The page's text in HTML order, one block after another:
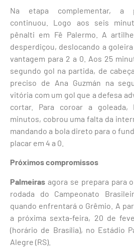
Na etapa complementar, a
continuou. Logo aos seis
pênalti em Fê Palermo. A
desperdiçou, deslocando a
vantagem para 2 a 0. Aos 25
segundo gol na partida, de
preciso de Ana Guzmán na
vitória com um gol que a defesa
cortar. Para coroar a goleada,
minutos, cobrou uma falta da
mandando a bola direto para o
placar em 4 a 0.
Próximos compromissos
Palmeiras agora se prepara para
rodada do Campeonato
quando enfrentará o Grêmio. A
a próxima sexta-feira, 20 de
(horário de Brasília), no Estádio
Alegre (RS).